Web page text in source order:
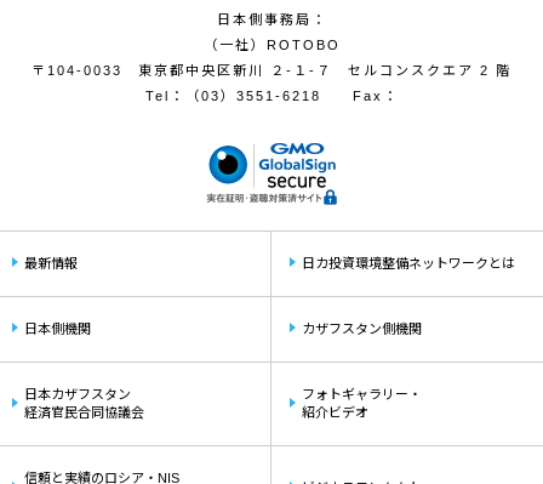
日本側事務局：
（一社）ROTOBO
〒104-0033 東京都中央区新川 ２-１-７ セルコンスクエア 2 階
Tel：
（03）3551-6218 Fax：
最新情報 日カ投資環境整備ネットワークとは
日本側機関 カザフスタン側機関
日本カザフスタン
経済官民合同協議会
フォトギャラリー・
紹介ビデオ
信頼と実績のロシア・NIS